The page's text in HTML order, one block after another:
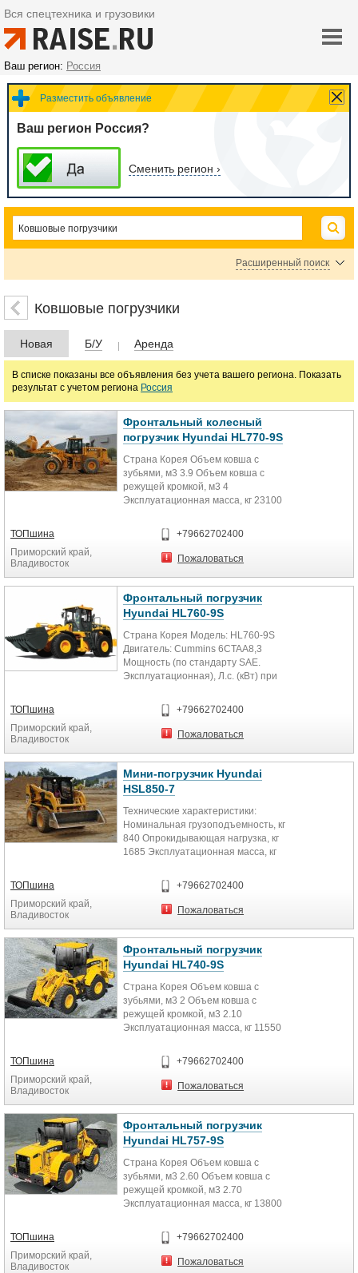
Вся спецтехника и грузовики
Ваш регион: Россия
Разместить объявление
Ваш регион Россия?
Сменить регион ›
Расширенный поиск
Гусеничные погрузчики
Цена
руб.
Марка
Ковшовые погрузчики
Новая Б/У Аренда
В списке показаны все объявления без учета вашего региона. Показать
результат с учетом региона Россия
Фронтальный колесный
погрузчик Hyundai HL770-9S
Страна Корея Объем ковша с
зубьями, м3 3.9 Объем ковша с
режущей кромкой, м3 4
Эксплуатационная масса, кг 23100
ТОПшина
Приморский край,
Владивосток
+79662702400
Пожаловаться
Фронтальный погрузчик
Hyundai HL760-9S
Страна Корея Модель: HL760-9S
Двигатель: Cummins 6CTAA8,3
Мощность (по стандарту SAE.
Эксплуатационная), Л.с. (кВт) при
ТОПшина
Приморский край,
Владивосток
+79662702400
Пожаловаться
Мини-погрузчик Hyundai
HSL850-7
Технические характеристики:
Номинальная грузоподъемность, кг
840 Опрокидывающая нагрузка, кг
1685 Эксплуатационная масса, кг
ТОПшина
Приморский край,
Владивосток
+79662702400
Пожаловаться
Фронтальный погрузчик
Hyundai HL740-9S
Страна Корея Объем ковша с
зубьями, м3 2 Объем ковша с
режущей кромкой, м3 2.10
Эксплуатационная масса, кг 11550
ТОПшина
Приморский край,
Владивосток
+79662702400
Пожаловаться
Фронтальный погрузчик
Hyundai HL757-9S
Страна Корея Объем ковша с
зубьями, м3 2.60 Объем ковша с
режущей кромкой, м3 2.70
Эксплуатационная масса, кг 13800
ТОПшина
Приморский край,
Владивосток
+79662702400
Пожаловаться